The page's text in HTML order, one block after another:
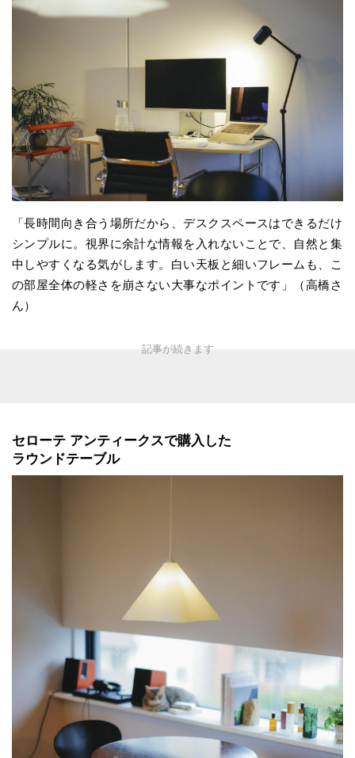
「長時間向き合う場所だから、デスクスペースはできるだけ
シンプルに。視界に余計な情報を入れないことで、自然と集
中しやすくなる気がします。白い天板と細いフレームも、こ
の部屋全体の軽さを崩さない大事なポイントです」（高橋さ
ん）
セローテ アンティークスで購入した
ラウンドテーブル